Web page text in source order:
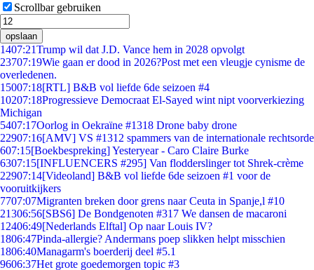
Scrollbar gebruiken
opslaan
1407:21Trump wil dat J.D. Vance hem in 2028 opvolgt
23707:19Wie gaan er dood in 2026?Post met een vleugje cynisme de
overledenen.
15007:18[RTL] B&B vol liefde 6de seizoen #4
10207:18Progressieve Democraat El-Sayed wint nipt voorverkiezing
Michigan
5407:17Oorlog in Oekraïne #1318 Drone baby drone
22907:16[AMV] VS #1312 spammers van de internationale rechtsorde
607:15[Boekbespreking] Yesteryear - Caro Claire Burke
6307:15[INFLUENCERS #295] Van flodderslinger tot Shrek-crème
22907:14[Videoland] B&B vol liefde 6de seizoen #1 voor de
vooruitkijkers
7707:07Migranten breken door grens naar Ceuta in Spanje,l #10
21306:56[SBS6] De Bondgenoten #317 We dansen de macaroni
12406:49[Nederlands Elftal] Op naar Louis IV?
1806:47Pinda-allergie? Andermans poep slikken helpt misschien
1806:40Managarm's boerderij deel #5.1
9606:37Het grote goedemorgen topic #3